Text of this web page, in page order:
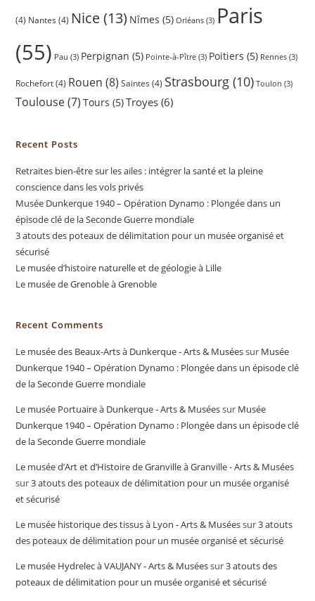
(4) Nantes (4) Nice(13) Nîmes (5) Orléans (3) Paris
(55) Pau (3) Perpignan (5) Pointe-à-Pître (3) Poitiers (5) Rennes (3)
Rochefort(4) Rouen (8) Saintes (4) Strasbourg (10) Toulon (3)
Toulouse(7) Tours (5)Troyes (6)
Recent Posts
Retraites bien-être sur les ailes : intégrer la santé et la pleine
conscience dans les vols privés
Musée Dunkerque 1940 – Opération Dynamo : Plongée dans un
épisode clé de la Seconde Guerre mondiale
3 atouts des poteaux de délimitation pour un musée organisé et
sécurisé
Le musée d’histoire naturelle et de géologie à Lille
Le musée de Grenoble à Grenoble
Recent Comments
Le musée des Beaux-Arts à Dunkerque - Arts & Muséessur Musée
Dunkerque 1940 – Opération Dynamo : Plongée dans un épisode clé
de la Seconde Guerre mondiale
Le musée Portuaire à Dunkerque - Arts & Muséessur Musée
Dunkerque 1940 – Opération Dynamo : Plongée dans un épisode clé
de la Seconde Guerre mondiale
Le musée d’Art et d’Histoire de Granville à Granville - Arts & Musées
sur3 atouts des poteaux de délimitation pour un musée organisé
et sécurisé
Le musée historique des tissus à Lyon - Arts & Muséessur3 atouts
des poteaux de délimitation pour un musée organisé et sécurisé
Le musée Hydrelec à VAUJANY - Arts & Muséessur3 atouts des
poteaux de délimitation pour un musée organisé et sécurisé